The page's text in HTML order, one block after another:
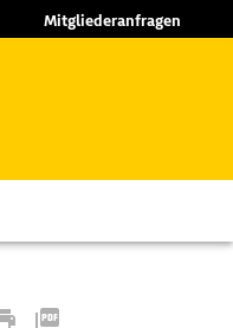
Mitgliederanfragen